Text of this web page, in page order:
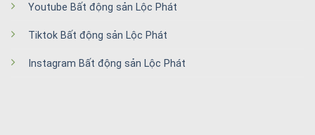
Youtube Bất động sản Lộc Phát
Tiktok Bất động sản Lộc Phát
Instagram Bất động sản Lộc Phát